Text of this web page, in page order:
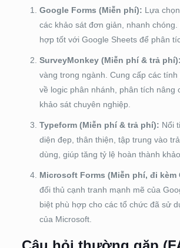
Google Forms (Miễn phí): Lựa
các khảo sát đơn giản, nhanh
hợp tốt với Google Sheets để phân
SurveyMonkey (Miễn phí & trả phí):
vàng trong ngành. Cung cấp các
về logic phân nhánh, phân tích nâng
khảo sát chuyên nghiệp.
Typeform (Miễn phí & trả phí): Nổi
diện đẹp, thân thiện, tập trung vào
dùng, giúp tăng tỷ lệ hoàn thành
Microsoft Forms (Miễn phí, đi kèm
đối thủ cạnh tranh mạnh mẽ của
biệt phù hợp cho các tổ chức đã sử
của Microsoft.